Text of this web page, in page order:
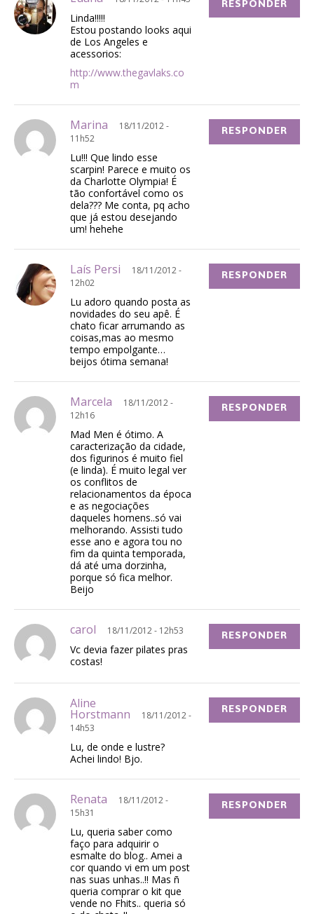
Linda!!!!!
Estou postando looks aqui
de Los Angeles e
acessorios:
http://www.thegavlaks.co
m
RESPONDER
Marina
18/11/2012 -
11h52
Lu!!! Que lindo esse
scarpin! Parece e muito os
da Charlotte Olympia! É
tão confortável como os
dela??? Me conta, pq acho
que já estou desejando
um! hehehe
RESPONDER
Laís Persi
18/11/2012 -
12h02
Lu adoro quando posta as
novidades do seu apê. É
chato ficar arrumando as
coisas,mas ao mesmo
tempo empolgante…
beijos ótima semana!
RESPONDER
Marcela
18/11/2012 -
12h16
Mad Men é ótimo. A
caracterização da cidade,
dos figurinos é muito fiel
(e linda). É muito legal ver
os conflitos de
relacionamentos da época
e as negociações
daqueles homens..só vai
melhorando. Assisti tudo
esse ano e agora tou no
fim da quinta temporada,
dá até uma dorzinha,
porque só fica melhor.
Beijo
RESPONDER
carol 18/11/2012 - 12h53
Vc devia fazer pilates pras
costas!
RESPONDER
Aline
Horstmann
18/11/2012 -
14h53
Lu, de onde e lustre?
Achei lindo! Bjo.
RESPONDER
Renata
18/11/2012 -
15h31
Lu, queria saber como
faço para adquirir o
esmalte do blog.. Amei a
cor quando vi em um post
nas suas unhas..!! Mas ñ
queria comprar o kit que
vende no Fhits.. queria só
RESPONDER